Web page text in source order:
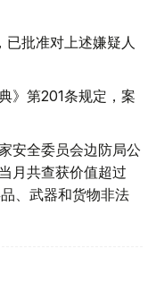
批准对上述嫌疑人
》第201条规定，案
安全委员会边防局公
月共查获价值超过
、武器和货物非法